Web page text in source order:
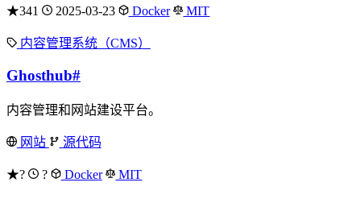
★341 2025-03-23 Docker MIT
内容管理系统（CMS）
Ghosthub#
内容管理和网站建设平台。
网站 源代码
★? ? Docker MIT